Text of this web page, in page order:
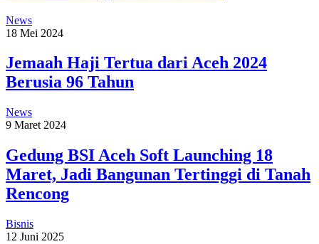
News
18 Mei 2024
Jemaah Haji Tertua dari Aceh 2024
Berusia 96 Tahun
News
9 Maret 2024
Gedung BSI Aceh Soft Launching 18
Maret, Jadi Bangunan Tertinggi di Tanah
Rencong
Bisnis
12 Juni 2025